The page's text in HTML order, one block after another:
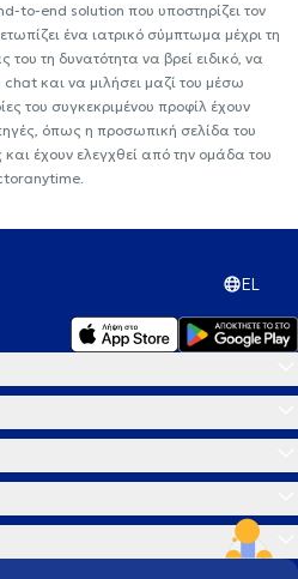
to-end solution που υποστηρίζει τον
ένα ιατρικό σύμπτωμα μέχρι τη
του τη δυνατότητα να βρεί ειδικό, να
και να μιλήσει μαζί του μέσω
του συγκεκριμένου προφίλ έχουν
όπως η προσωπική σελίδα του
έχουν ελεγχθεί από την ομάδα του
EL